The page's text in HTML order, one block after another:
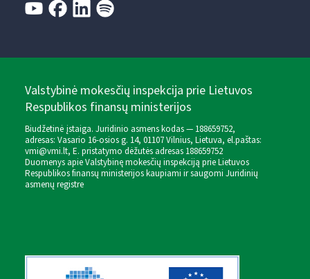
Valstybinė mokesčių inspekcija prie Lietuvos
Respublikos finansų ministerijos
Biudžetinė įstaiga. Juridinio asmens kodas — 188659752,
adresas: Vasario 16-osios g. 14, 01107 Vilnius, Lietuva, el.paštas:
vmi@vmi.lt, E. pristatymo dėžutės adresas 188659752
Duomenys apie Valstybinę mokesčių inspekciją prie Lietuvos
Respublikos finansų ministerijos kaupiami ir saugomi Juridinių
asmenų registre